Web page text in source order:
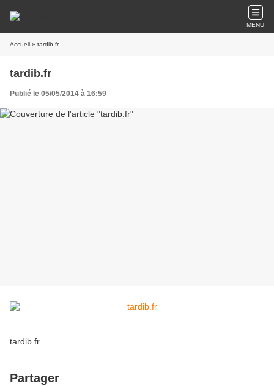
MENU
Accueil » tardib.fr
tardib.fr
Publié le 05/05/2014 à 16:59
tardib.fr
Partager